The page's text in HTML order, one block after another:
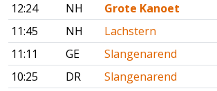
12:24
NH
Grote Kanoet
11:45
NH
Lachstern
11:11
GE
Slangenarend
10:25
DR
Slangenarend